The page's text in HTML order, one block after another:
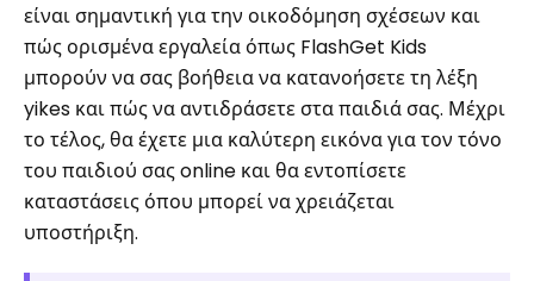
είναι σημαντική για την οικοδόμηση σχέσεων και
πώς ορισμένα εργαλεία όπως FlashGet Kids
μπορούν να σας βοήθεια να κατανοήσετε τη λέξη
yikes και πώς να αντιδράσετε στα παιδιά σας. Μέχρι
το τέλος, θα έχετε μια καλύτερη εικόνα για τον τόνο
του παιδιού σας online και θα εντοπίσετε
καταστάσεις όπου μπορεί να χρειάζεται
υποστήριξη.